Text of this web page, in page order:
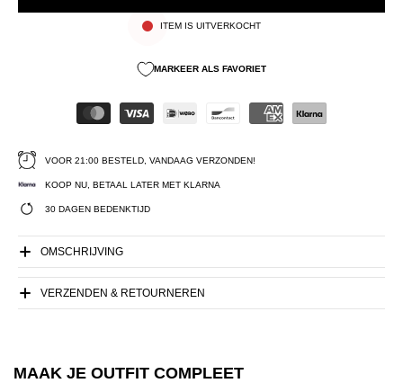
ITEM IS UITVERKOCHT
MARKEER ALS FAVORIET
VOOR 21:00 BESTELD, VANDAAG VERZONDEN!
KOOP NU, BETAAL LATER MET KLARNA
30 DAGEN BEDENKTIJD
OMSCHRIJVING
VERZENDEN & RETOURNEREN
MAAK JE OUTFIT COMPLEET